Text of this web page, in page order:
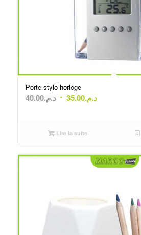
Porte-stylo horloge
د.م.40.00
Le
était :
د.م.35.00
Le
Lire la suite